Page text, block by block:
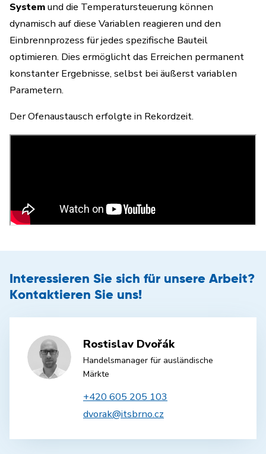
Systemund die Temperatursteuerung können
dynamisch auf diese Variablen reagieren und den
Einbrennprozess für jedes spezifische Bauteil
optimieren. Dies ermöglicht das Erreichen permanent
konstanter Ergebnisse, selbst bei äußerst variablen
Parametern.
Der Ofenaustausch erfolgte in Rekordzeit.
Interessieren Sie sich für unsere Arbeit?
Kontaktieren Sie uns!
Rostislav Dvořák
Handelsmanager für ausländische
Märkte
+420 605 205 103
dvorak@itsbrno.cz